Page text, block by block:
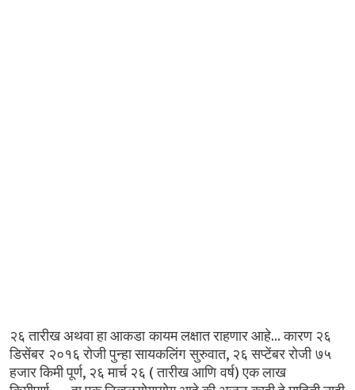
२६ तारीख अथवा हा आकडा कायम लक्षात राहणार आहे...कारण २६
डिसेंबर २०१६ रोजी पुन्हा सायकलिंग सुरुवात, २६ सप्टेंबर रोजी ७५
हजार किमी पूर्ण, २६ मार्च २६ (तारीख आणि वर्ष)एक लाख